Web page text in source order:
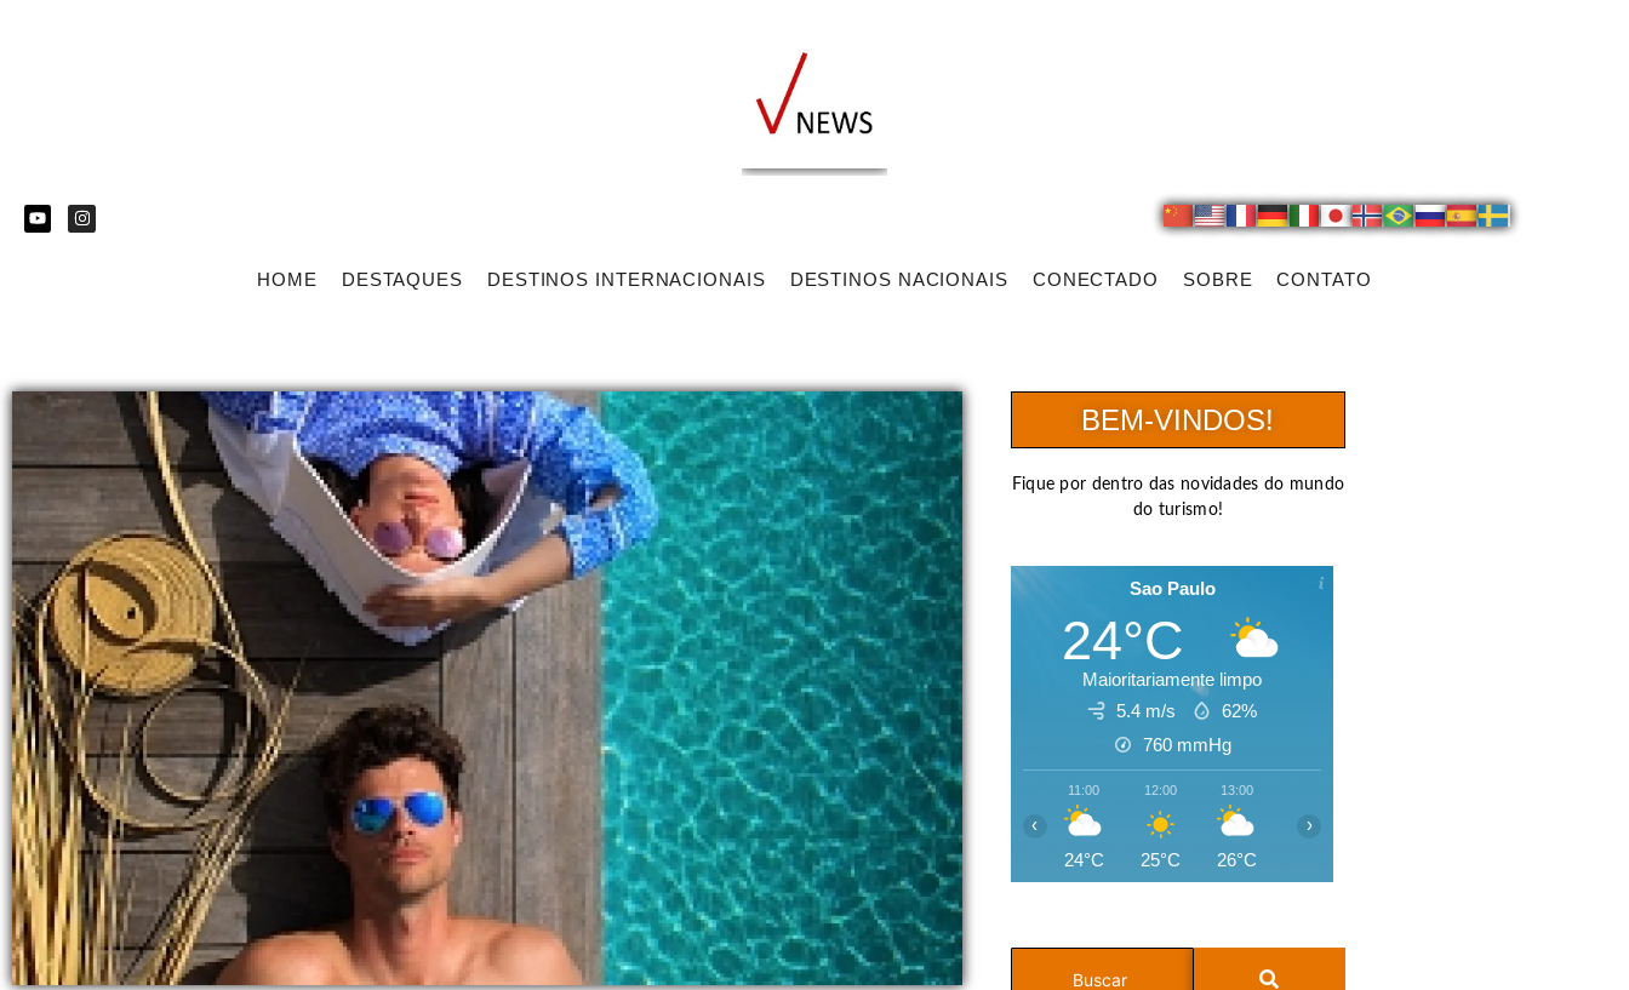
HOME DESTAQUES DESTINOS INTERNACIONAIS DESTINOS NACIONAIS CONECTADO SOBRE CONTATO
BEM-VINDOS!
Fique por dentro das novidades do mundo
do turismo!
Sao Paulo
24°C
Maioritariamente limpo
5.4 m/s
62%
760 mmHg
11:00
24°C
12:00
25°C
13:00
26°C
‹ ›